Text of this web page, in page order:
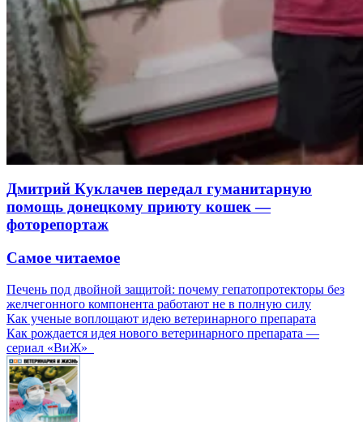
Дмитрий Куклачев передал гуманитарную
помощь донецкому приюту кошек —
фоторепортаж
Самое читаемое
Печень под двойной защитой: почему гепатопротекторы без
желчегонного компонента работают не в полную силу
Как ученые воплощают идею ветеринарного препарата
Как рождается идея нового ветеринарного препарата —
сериал «ВиЖ»